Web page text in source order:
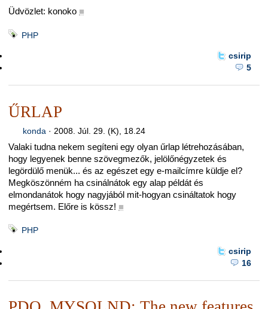
Üdvözlet: konoko ■
PHP
csirip
5
ŰRLAP
konda · 2008. Júl. 29. (K), 18.24
Valaki tudna nekem segíteni egy olyan űrlap létrehozásában,
hogy legyenek benne szövegmezők, jelölőnégyzetek és
legördülő menük... és az egészet egy e-mailcímre küldje el?
Megköszönném ha csinálnátok egy alap példát és
elmondanátok hogy nagyjából mit-hogyan csináltatok hogy
megértsem. Előre is kössz! ■
PHP
csirip
16